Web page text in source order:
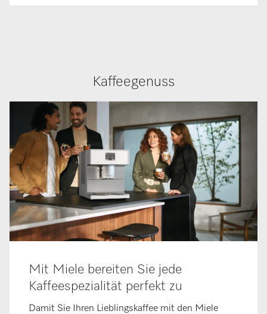
Kaffeegenuss
Mit Miele bereiten Sie jede
Kaffeespezialität perfekt zu
Damit Sie Ihren Lieblingskaffee mit den Miele